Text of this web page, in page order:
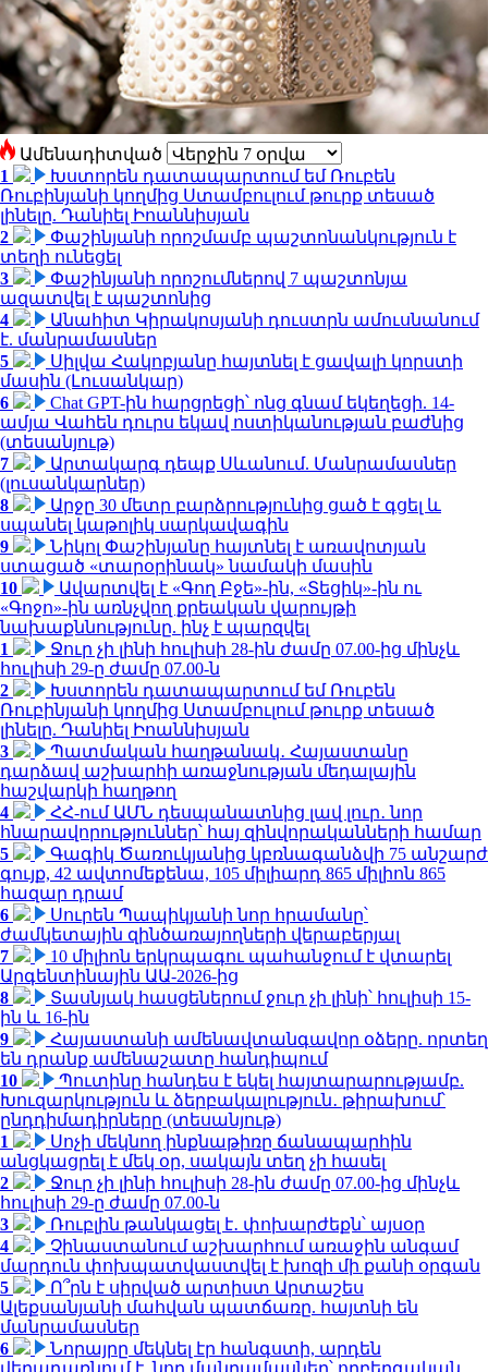
Ամենադիտված
1
Խստորեն դատապարտում եմ Ռուբեն
Ռուբինյանի կողմից Ստամբուլում թուրք տեսած
լինելը. Դանիել Իոաննիսյան
2
Փաշինյանի որոշմամբ պաշտոնանկություն է
տեղի ունեցել
3
Փաշինյանի որոշումներով 7 պաշտոնյա
ազատվել է պաշտոնից
4
Անահիտ Կիրակոսյանի դուստրն ամուսնանում
է. մանրամասներ
5
Սիլվա Հակոբյանը հայտնել է ցավալի կորստի
մասին (Լուսանկար)
6
Chat GPT-ին հարցրեցի՝ ոնց գնամ եկեղեցի. 14-
ամյա Վահեն դուրս եկավ ոստիկանության բաժնից
(տեսանյութ)
7
Արտակարգ դեպք Սևանում. Մանրամասներ
(լուսանկարներ)
8
Արջը 30 մետր բարձրությունից ցած է գցել և
սպանել կաթոլիկ սարկավագին
9
Նիկոլ Փաշինյանը հայտնել է առավոտյան
ստացած «տարօրինակ» նամակի մասին
10
Ավարտվել է «Գող Բջե»-ին, «Տեցիկ»-ին ու
«Գոջո»-ին առնչվող քրեական վարույթի
նախաքննությունը. ինչ է պարզվել
1
Ջուր չի լինի հուլիսի 28-ին ժամը 07.00-ից մինչև
հուլիսի 29-ը ժամը 07.00-ն
2
Խստորեն դատապարտում եմ Ռուբեն
Ռուբինյանի կողմից Ստամբուլում թուրք տեսած
լինելը. Դանիել Իոաննիսյան
3
Պատմական հաղթանակ․ Հայաստանը
դարձավ աշխարհի առաջնության մեդալային
հաշվարկի հաղթող
4
ՀՀ-ում ԱՄՆ դեսպանատնից լավ լուր․ նոր
հնարավորություններ՝ հայ զինվորականների համար
5
Գագիկ Ծառուկյանից կբռնագանձվի 75 անշարժ
գույք, 42 ավտոմեքենա, 105 միլիարդ 865 միլիոն 865
հազար դրամ
6
Սուրեն Պապիկյանի նոր հրամանը՝
ժամկետային զինծառայողների վերաբերյալ
7
10 միլիոն երկրպագու պահանջում է վտարել
Արգենտինային ԱԱ-2026-ից
8
Տասնյակ հասցեներում ջուր չի լինի՝ հուլիսի 15-
ին և 16-ին
9
Հայաստանի ամենավտանգավոր օձերը. որտեղ
են դրանք ամենաշատը հանդիպում
10
Պուտինը հանդես է եկել հայտարարությամբ.
Խուզարկություն և ձերբակալություն․ թիրախում՝
ընդդիմադիրները (տեսանյութ)
1
Սոչի մեկնող ինքնաթիռը ճանապարհին
անցկացրել է մեկ օր, սակայն տեղ չի հասել
2
Ջուր չի լինի հուլիսի 28-ին ժամը 07.00-ից մինչև
հուլիսի 29-ը ժամը 07.00-ն
3
Ռուբլին թանկացել է․ փոխարժեքն՝ այսօր
4
Չինաստանում աշխարհում առաջին անգամ
մարդուն փոխպատվաստվել է խոզի մի քանի օրգան
5
Ո՞րն է սիրված արտիստ Արտաշես
Ալեքսանյանի մահվան պատճառը. հայտնի են
մանրամասներ
6
Նորայրը մեկնել էր հանգստի, արդեն
վերադառնում է. նոր մանրամասներ՝ ողբերգական